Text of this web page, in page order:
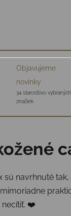
Objavujeme
novinky
34 starostlivo vybraných
značiek
navrhnuté
necítiť. ❤️